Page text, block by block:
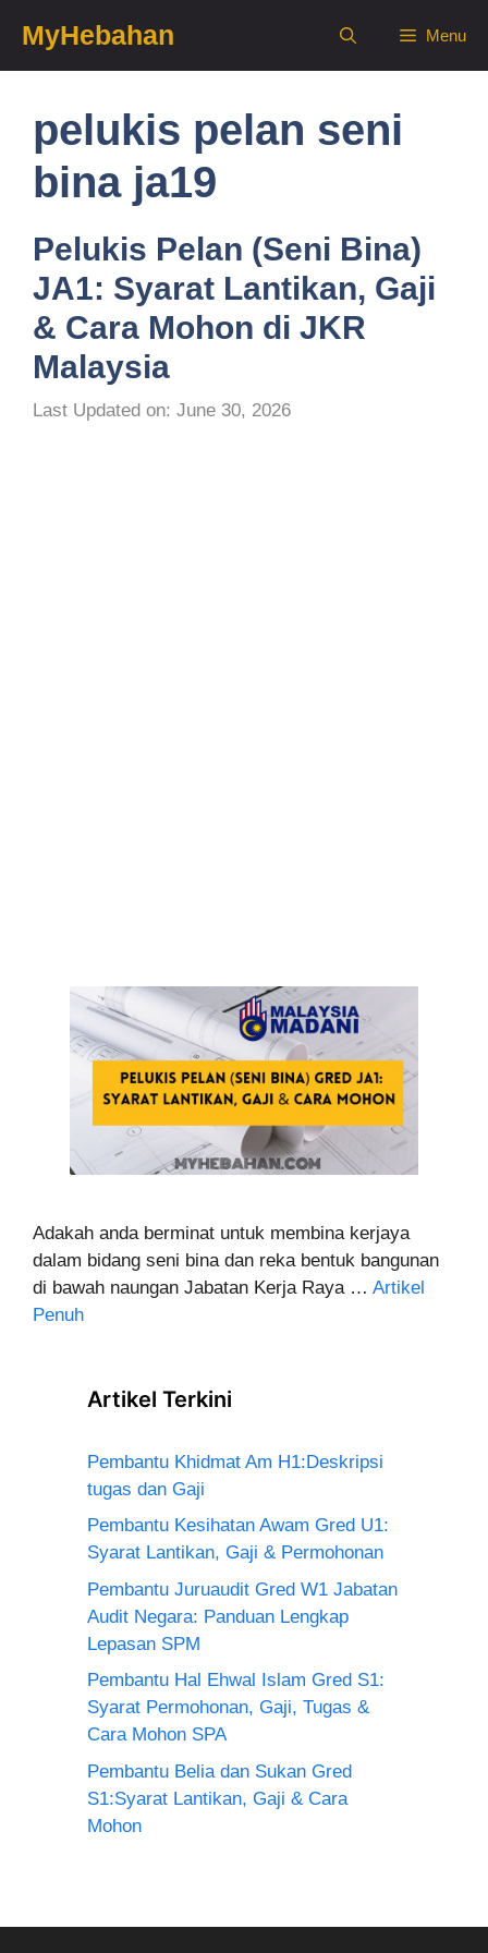
content
MyHebahan Menu
pelukis pelan seni
bina ja19
Pelukis Pelan (Seni Bina)
JA1: Syarat Lantikan, Gaji
& Cara Mohon di JKR
Malaysia
Last Updated on: June 30, 2026
Adakah anda berminat untuk membina kerjaya
dalam bidang seni bina dan reka bentuk bangunan
di bawah naungan Jabatan Kerja Raya … Artikel
Penuh
Artikel Terkini
Pembantu Khidmat Am H1:Deskripsi
tugas dan Gaji
Pembantu Kesihatan Awam Gred U1:
Syarat Lantikan, Gaji & Permohonan
Pembantu Juruaudit Gred W1 Jabatan
Audit Negara: Panduan Lengkap
Lepasan SPM
Pembantu Hal Ehwal Islam Gred S1:
Syarat Permohonan, Gaji, Tugas &
Cara Mohon SPA
Pembantu Belia dan Sukan Gred
S1:Syarat Lantikan, Gaji & Cara
Mohon